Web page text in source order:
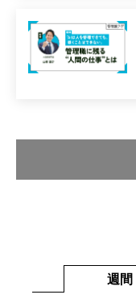
週間